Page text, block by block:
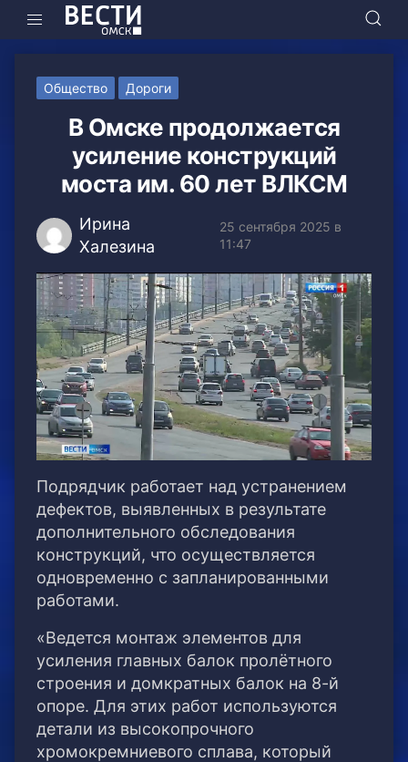
Общество Дороги
В Омске продолжается
усиление конструкций
моста им. 60 лет ВЛКСМ
Ирина
Халезина
25 сентября 2025 в
11:47
Подрядчик работает над устранением
дефектов, выявленных в результате
дополнительного обследования
конструкций, что осуществляется
одновременно с запланированными
работами.
«Ведется монтаж элементов для
усиления главных балок пролётного
строения и домкратных балок на 8-й
опоре. Для этих работ используются
детали из высокопрочного
хромокремниевого сплава, который